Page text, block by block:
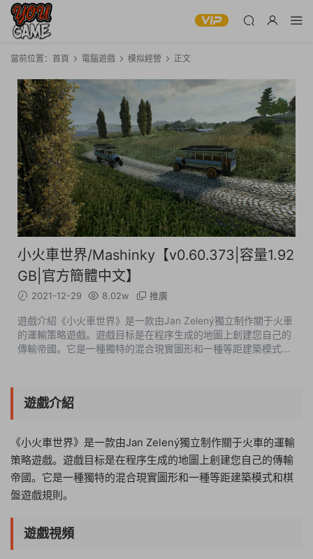
當前位置： 首頁 電腦遊戲 模拟經營 正文
小火車世界/Mashinky【v0.60.373|容量1.92
GB|官方簡體中文】
2021-12-29 8.02w 推廣
遊戲介紹《小火車世界》是一款由Jan Zelený獨立制作關于火車
的運輸策略遊戲。遊戲目标是在程序生成的地圖上創建您自己的
傳輸帝國。它是一種獨特的混合現實圖形和一種等距建築模式和
遊戲介紹
《小火車世界》是一款由Jan Zelený獨立制作關于火車的運輸
策略遊戲。遊戲目标是在程序生成的地圖上創建您自己的傳輸
帝國。它是一種獨特的混合現實圖形和一種等距建築模式和棋
盤遊戲規則。
遊戲視頻